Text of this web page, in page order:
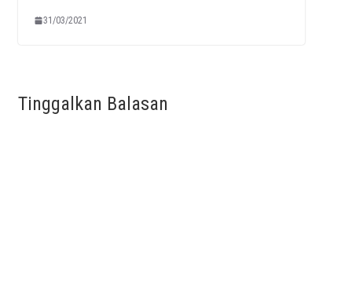
31/03/2021
Tinggalkan Balasan